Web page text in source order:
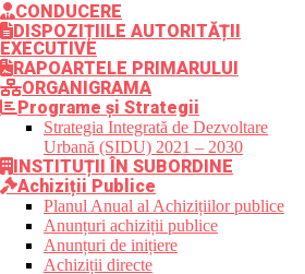
CONDUCERE
DISPOZIȚIILE AUTORITĂȚII
EXECUTIVE
RAPOARTELE PRIMARULUI
ORGANIGRAMA
Programe și Strategii
Strategia Integrată de Dezvoltare
Urbană (SIDU) 2021 – 2030
INSTITUȚII ÎN SUBORDINE
Achiziții Publice
Planul Anual al Achizițiilor publice
Anunțuri achiziții publice
Anunțuri de inițiere
Achiziții directe